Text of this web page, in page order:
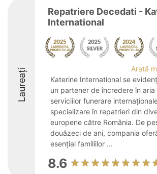
Laureați
Repatriere Decedati -
International
Arată
Katerine International se
un partener de încredere în aria
serviciilor funerare
specializare în repatrieri din
europene către România. De
douăzeci de ani, compania
esențial familiilor ...
8.6